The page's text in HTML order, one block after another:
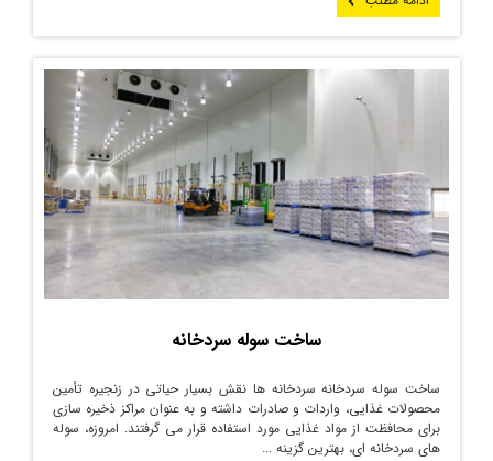
ساخت سوله سردخانه
ساخت سوله سردخانه سردخانه ‌ها نقش بسیار حیاتی در زنجیره تأمین
محصولات غذایی، واردات و صادرات داشته و به عنوان مراکز ذخیره ‌سازی
برای محافظت از مواد غذایی مورد استفاده قرار می گرفتند. امروزه، سوله
های سردخانه ای، بهترین گزینه ...